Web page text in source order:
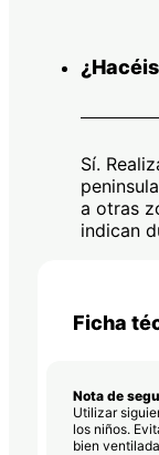
Sí.
a otras
indican
Ficha
Nota de
Utilizar
los niños.
bien